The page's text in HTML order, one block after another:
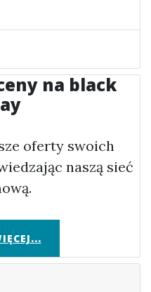
na black
oferty swoich
naszą sieć